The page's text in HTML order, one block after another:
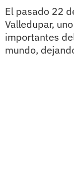
El pasado 22
Valledupar,
importantes
mundo,